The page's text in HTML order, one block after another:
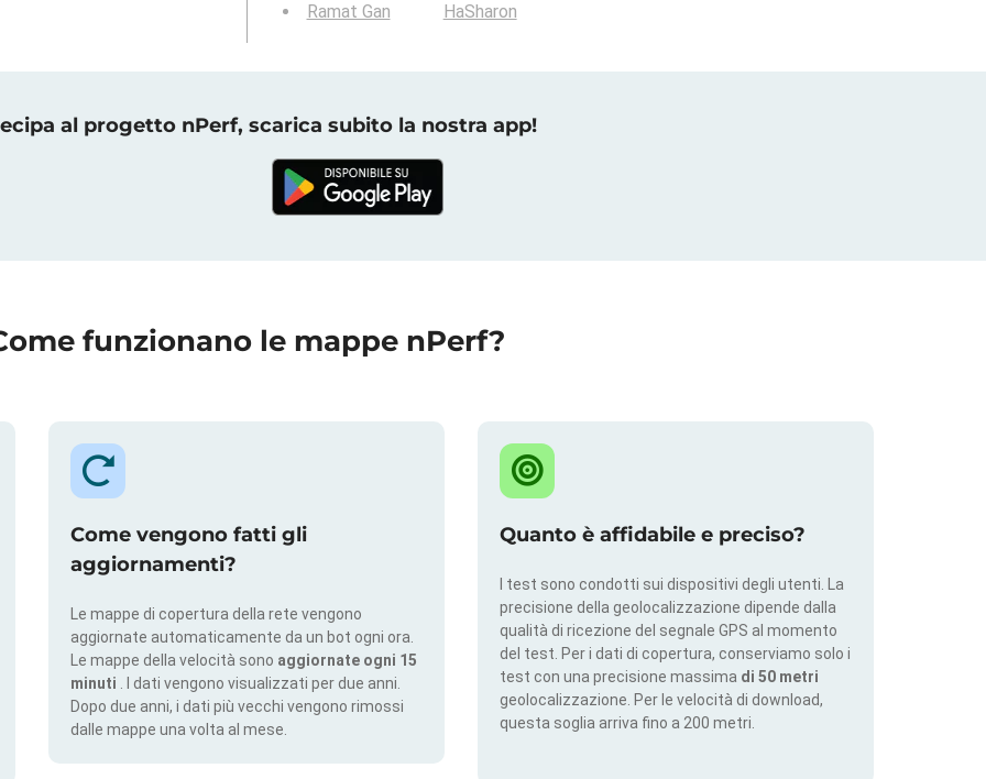
Ramat Gan
HaSharon
al progetto nPerf, scarica subito la nostra app!
funzionano le mappe nPerf?
Come vengono fatti gli
aggiornamenti?
Le mappe di copertura della rete vengono
aggiornate automaticamente da un bot ogni ora.
Le mappe della velocità sono aggiornate ogni 15
minuti
. I dati vengono visualizzati per due anni.
Dopo due anni, i dati più vecchi vengono rimossi
dalle mappe una volta al mese.
Quanto è affidabile e preciso?
I test sono condotti sui dispositivi degli utenti. La
precisione della geolocalizzazione dipende dalla
qualità di ricezione del segnale GPS al momento
del test. Per i dati di copertura, conserviamo solo i
test con una precisione massima di 50 metri
geolocalizzazione. Per le velocità di download,
questa soglia arriva fino a 200 metri.